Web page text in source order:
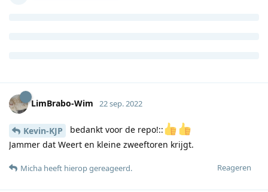
LimBrabo-Wim 22 sep. 2022
Kevin-KJP
bedankt voor de repo!::
Jammer dat Weert en kleine zweeftoren krijgt.
Reageren
Micha heeft hierop gereageerd.